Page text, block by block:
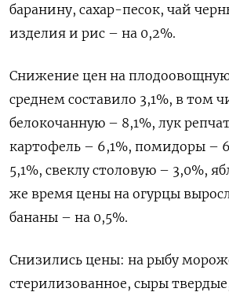
баранину, сахар-песок, чай
изделия и рис – на 0,2%.
Снижение цен на
среднем составило 3,1%, в том
белокочанную – 8,1%, лук
картофель – 6,1%, помидоры –
5,1%, свеклу столовую – 3,0%,
же время цены на огурцы
бананы – на 0,5%.
Снизились цены: на рыбу
стерилизованное, сыры